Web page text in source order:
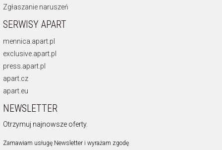
Zgłaszanie naruszeń
SERWISY APART
mennica.apart.pl
exclusive.apart.pl
press.apart.pl
apart.cz
apart.eu
NEWSLETTER
Otrzymuj najnowsze oferty.
Zamawiam usługę Newsletter i wyrażam zgodę